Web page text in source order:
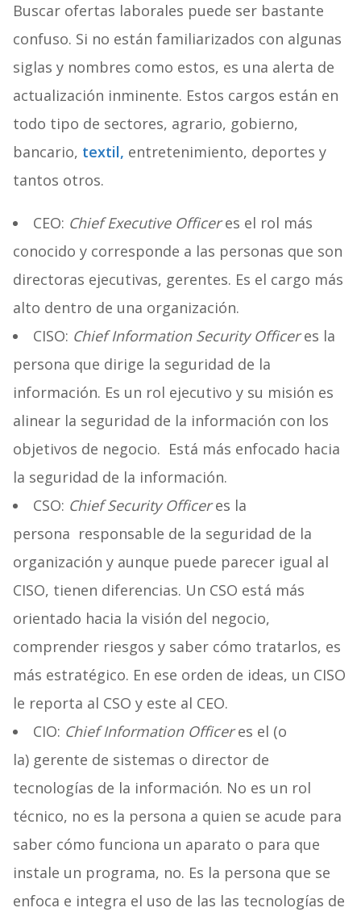
Buscar ofertas laborales puede ser bastante
confuso. Si no están familiarizados con algunas
siglas y nombres como estos, es una alerta de
actualización inminente. Estos cargos están en
todo tipo de sectores, agrario, gobierno,
bancario, textil, entretenimiento, deportes y
tantos otros.
CEO: Chief Executive Officeres el rol más
conocido y corresponde a las personas que son
directoras ejecutivas, gerentes. Es el cargo más
alto dentro de una organización.
CISO: Chief Information Security Officeres la
persona que dirige la seguridad de la
información. Es un rol ejecutivo y su misión es
alinear la seguridad de la información con los
objetivos de negocio. Está más enfocado hacia
la seguridad de la información.
CSO: Chief Security Officeres la
persona responsable de la seguridad de la
organización y aunque puede parecer igual al
CISO, tienen diferencias. Un CSO está más
orientado hacia la visión del negocio,
comprender riesgos y saber cómo tratarlos, es
más estratégico. En ese orden de ideas, un CISO
le reporta al CSO y este al CEO.
CIO: Chief Information Officeres el (o
la) gerente de sistemas o director de
tecnologías de la información. No es un rol
técnico, no es la persona a quien se acude para
saber cómo funciona un aparato o para que
instale un programa, no. Es la persona que se
enfoca e integra el uso de las las tecnologías de